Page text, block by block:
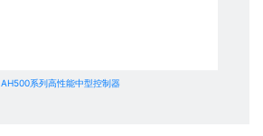
AH500系列高性能中型控制器